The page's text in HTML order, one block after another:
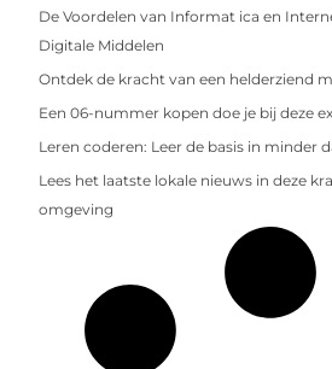
De Voordelen van Informat ica en
Digitale Middelen
Ontdek de kracht van een helderziend
Een 06-nummer kopen doe je bij deze
Leren coderen: Leer de basis in minder
Lees het laatste lokale nieuws in deze
omgeving